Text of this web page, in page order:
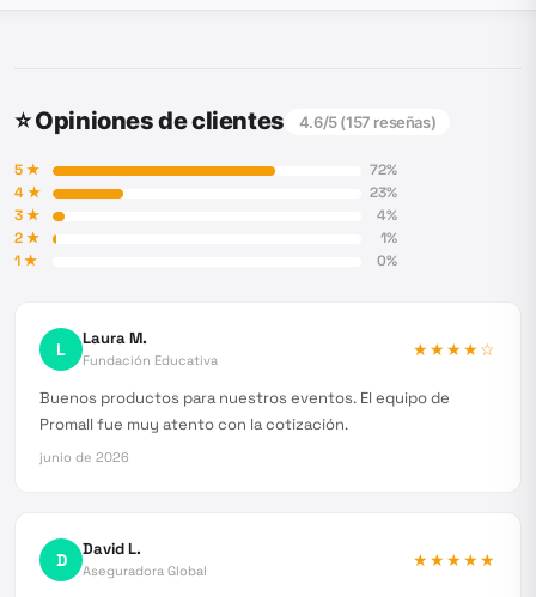
⭐ Opiniones de clientes 4.6/5 (157 reseñas)
5★ 72%
4★ 23%
3★ 4%
2★ 1%
1★ 0%
L Laura M.
Fundación Educativa
★★★★☆
Buenos productos para nuestros eventos. El equipo de
Promall fue muy atento con la cotización.
junio de 2026
D David L.
Aseguradora Global
★★★★★